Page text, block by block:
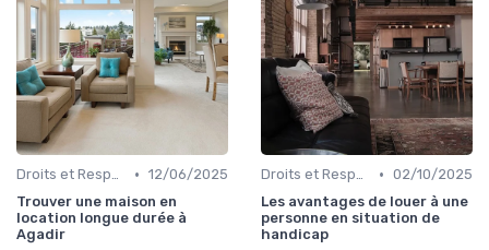
Droits et Responsabilités des Locataires • 12/06/2025
Trouver une maison en
location longue durée à
Agadir
Droits et Responsabilités des Locataires • 02/10/2025
Les avantages de louer à une
personne en situation de
handicap